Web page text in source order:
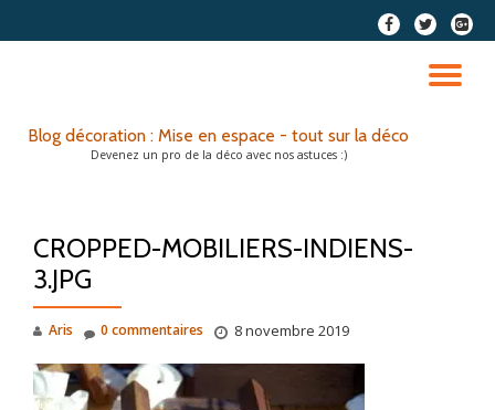
fa-
facebook
fa-
twitter
fa-
plus-
Blog décoration : Mise en espace - tout sur la déco
Devenez un pro de la déco avec nos astuces :)
CROPPED-MOBILIERS-INDIENS-
3.JPG
Aris 8 novembre 2019
0 commentaires